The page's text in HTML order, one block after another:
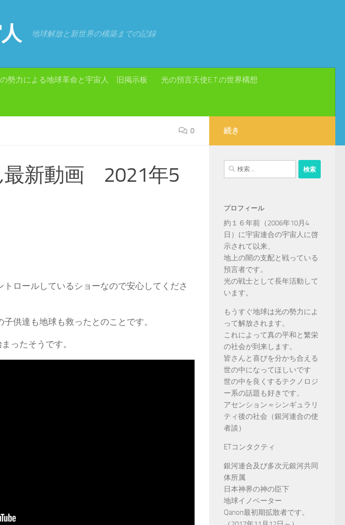
地球解放と新世界の構築までの記録
勢力による地球革命と宇宙人 旧掲示板 光の預言天使E.T.の世界構想
0
最新動画 2021年5
ロールしているショーなので安心してくださ
供達も地球も救ったとのことです。
ったそうです。
続き
検
索:
プロフィール
約１６年前（2006年10月4
日）に宇宙連合の宇宙人に啓
示されて以来、
地上の闇の支配と戦っている
預言者です。
光の戦士として長年活動して
います。
もうすぐ地球は光の勢力によ
って解放されます。
これによって真の平和と繁栄
の社会が到来します。
皆さんと喜びを分かち合える
世の中になってほしいです
世の中を良くするテクノロジ
ー系の話題も好きです。
アセンション＝シンギュラリ
ティ後の社会（銀河連合の使
者談）
ETコンタクティ
銀河連合及び多次元銀河共同
体所属
日本神界の神の臣下
地球イノベーター
Qanon最初期拡散者です。